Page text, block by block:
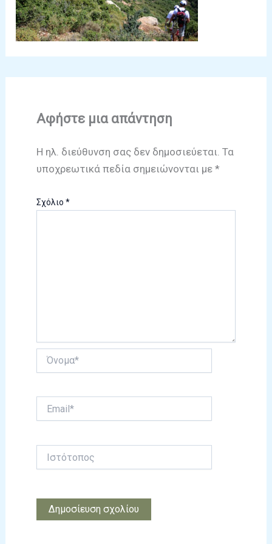
Αφήστε μια απάντηση
Η ηλ. διεύθυνση σας δεν δημοσιεύεται. Τα
υποχρεωτικά πεδία σημειώνονται με*
Σχόλιο*
Όνομα*